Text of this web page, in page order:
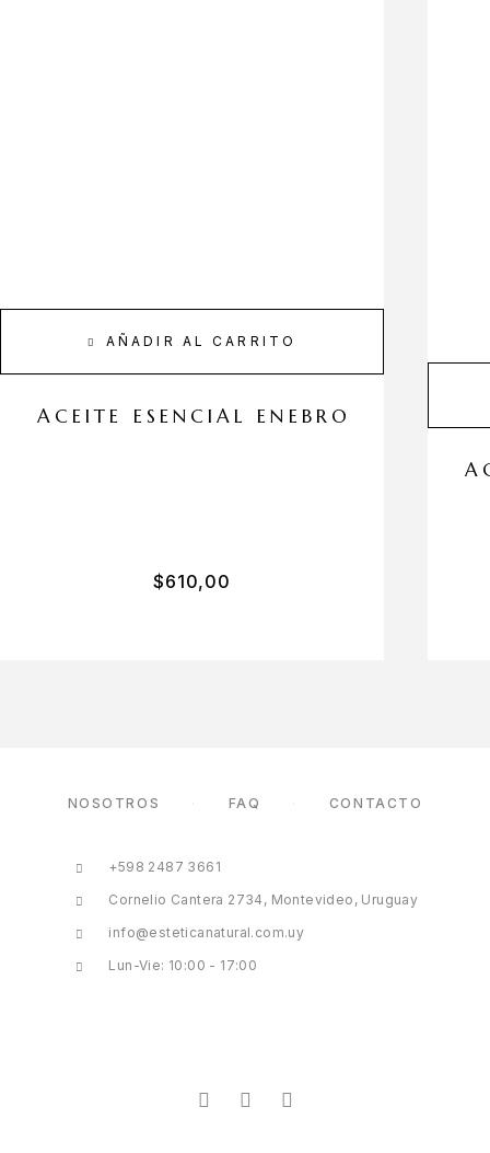
AÑADIR AL CARRITO
ACEITE ESENCIAL ENEBRO
$610,00
NOSOTROS FAQ CONTACTO
+598 2487 3661
Cornelio Cantera 2734, Montevideo, Uruguay
info@esteticanatural.com.uy
Lun-Vie: 10:00 - 17:00